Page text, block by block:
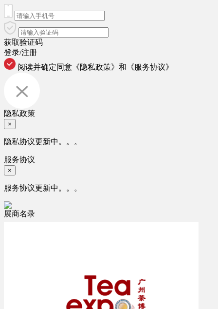
获取验证码
登录/注册
阅读并确定同意 《隐私政策》 和 《服务协议》
隐私政策
×
隐私协议更新中。。。
服务协议
×
服务协议更新中。。。
展商名录